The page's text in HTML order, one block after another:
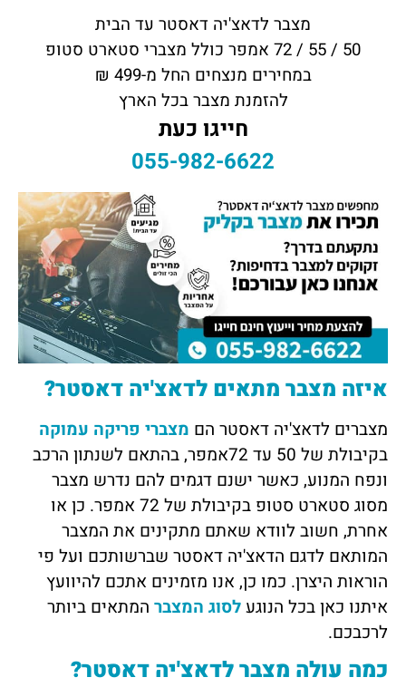
מצבר לדאצ'יה דאסטר עד הבית
50 / 55 / 72 אמפר כולל מצברי סטארט סטופ
במחירים מנצחים החל מ-499
₪
להזמנת מצבר בכל הארץ
חייגו כעת
055-982-6622
איזה מצבר מתאים לדאצ'יה דאסטר?
מצברים לדאצ'יה דאסטר הם מצברי פריקה עמוקה
בקיבולת של 50 עד 72אמפר, בהתאם לשנתון הרכב
ונפח המנוע, כאשר ישנם דגמים להם נדרש מצבר
מסוג סטארט סטופ בקיבולת של 72 אמפר. כן או
אחרת, חשוב לוודא שאתם מתקינים את המצבר
המותאם לדגם הדאצ'יה דאסטר שברשותכם ועל פי
הוראות היצרן. כמו כן, אנו מזמינים אתכם להיוועץ
איתנו כאןבכל הנוגעלסוג המצבר המתאים ביותר
לרכבכם.
כמה עולה מצבר לדאצ'יה דאסטר?